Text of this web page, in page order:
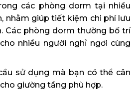
các phòng dorm tại nhiều
nhằm giúp tiết kiệm chi phí lưu
Các phòng dorm thường bố trí
nhiều người nghỉ ngơi cùng
sử dụng mà bạn có thể cân
giường tầng phù hợp.